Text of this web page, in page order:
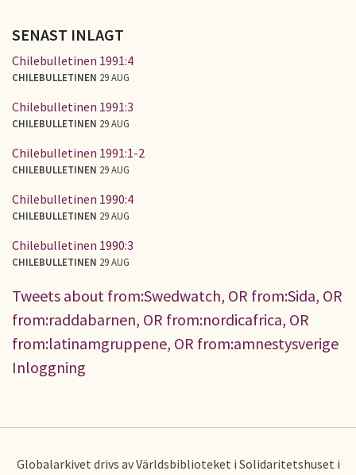
SENAST INLAGT
Chilebulletinen 1991:4
CHILEBULLETINEN 29 AUG
Chilebulletinen 1991:3
CHILEBULLETINEN 29 AUG
Chilebulletinen 1991:1-2
CHILEBULLETINEN 29 AUG
Chilebulletinen 1990:4
CHILEBULLETINEN 29 AUG
Chilebulletinen 1990:3
CHILEBULLETINEN 29 AUG
Tweets about from:Swedwatch, OR from:Sida, OR
from:raddabarnen, OR from:nordicafrica, OR
from:latinamgruppene, OR from:amnestysverige
Inloggning
Globalarkivet drivs av Världsbiblioteket i Solidaritetshuset i